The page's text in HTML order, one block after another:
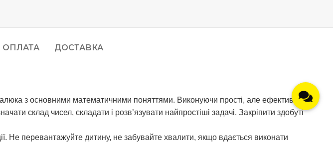
ОПЛАТА ДОСТАВКА
з основними математичними поняттями. Виконуючи прості, але ефективні
склад чисел, складати і розв’язувати найпростіші задачі. Закріпити здобуті
Не перевантажуйте дитину, не забувайте хвалити, якщо вдається виконати